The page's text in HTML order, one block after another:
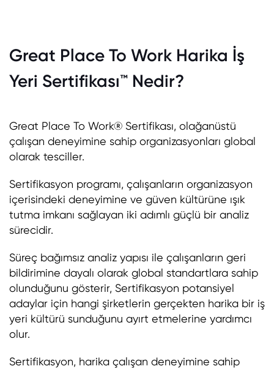
Great Place To Work Harika İş
Yeri Sertifikası™ Nedir?
Great Place To Work® Sertifikası, olağanüstü
çalışan deneyimine sahip organizasyonları global
olarak tesciller.
Sertifikasyon programı, çalışanların organizasyon
içerisindeki deneyimine ve güven kültürüne ışık
tutma imkanı sağlayan iki adımlı güçlü bir analiz
sürecidir.
Süreç bağımsız analiz yapısı ile çalışanların geri
bildirimine dayalı olarak global standartlara sahip
olunduğunu gösterir, Sertifikasyon potansiyel
adaylar için hangi şirketlerin gerçekten harika bir iş
yeri kültürü sunduğunu ayırt etmelerine yardımcı
olur.
Sertifikasyon, harika çalışan deneyimine sahip